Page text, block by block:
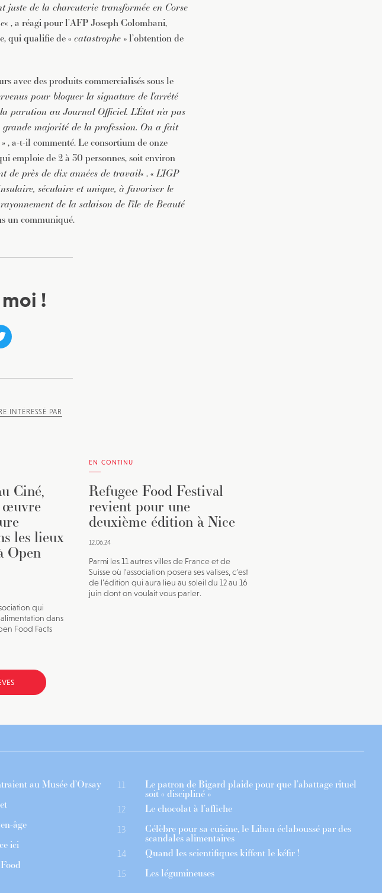
juste de la charcuterie transformée en Corse
« , a réagi pour l’AFP Joseph Colombani,
qui qualifie de « catastrophe » l’obtention de
avec des produits commercialisés sous le
pour bloquer la signature de l’arrêté
parution au Journal Officiel. L’État n’a pas
grande majorité de la profession. On a fait
, a-t-il commenté. Le consortium de onze
emploie de 2 à 30 personnes, soit environ
de près de dix années de travail« . «L’IGP
séculaire et unique, à favoriser le
de la salaison de l’île de Beauté
un communiqué.
!
INTÉRESSÉ PAR
Ciné,
œuvre
les lieux
Open
qui
dans
Food Facts
EN CONTINU
Refugee Food Festival
revient pour une
deuxième édition à Nice
12.06.24
Parmi les 11 autres villes de France et de
Suisse où l’association posera ses valises, c’est
de l’édition qui aura lieu au soleil du 12 au 16
juin dont on voulait vous parler.
au Musée d’Orsay
âge
ici
11 Le patron de Bigard plaide pour que l’abattage rituel
soit « discipliné »
12 Le chocolat à l’affiche
13 Célèbre pour sa cuisine, le Liban éclaboussé par des
scandales alimentaires
14 Quand les scientifiques kiffent le kéfir !
15 Les légumineuses